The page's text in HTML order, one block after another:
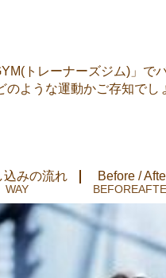
トレーナーズジム)」で
ような運動かご存知でし
込みの流れ Before /